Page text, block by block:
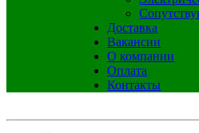
Доставка
Вакансии
О компании
Оплата
Контакты